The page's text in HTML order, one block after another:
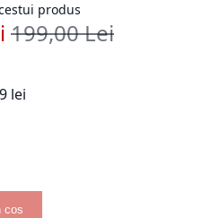
produs
Pret standard
199,00 Lei
lei
cos